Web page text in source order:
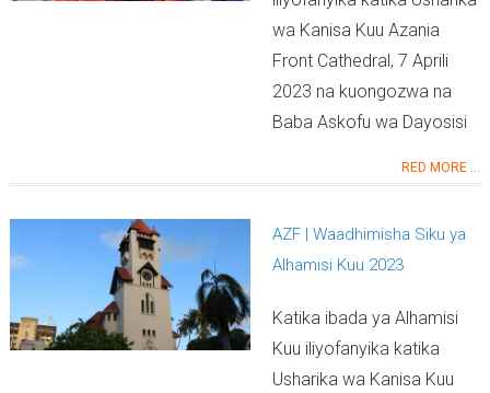
wa Kanisa Kuu Azania
Front Cathedral, 7 Aprili
2023 na kuongozwa na
Baba Askofu wa Dayosisi
RED MORE ...
AZF | Waadhimisha Siku ya
Alhamisi Kuu 2023
Katika ibada ya Alhamisi
Kuu iliyofanyika katika
Usharika wa Kanisa Kuu